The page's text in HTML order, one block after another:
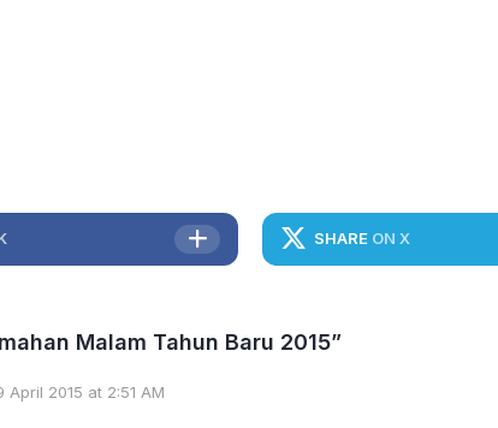
SHARE ON X
Malam Tahun Baru 2015”
April 2015 at 2:51 AM